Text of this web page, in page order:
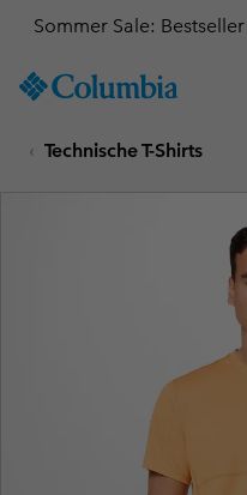
TO
SKIP
MAIN
Sommer Sale:
Technische T-Shirts